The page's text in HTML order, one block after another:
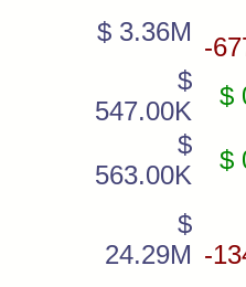
$ 3.36M
-
$
547.00K
$
$
563.00K
$
$
24.29M -